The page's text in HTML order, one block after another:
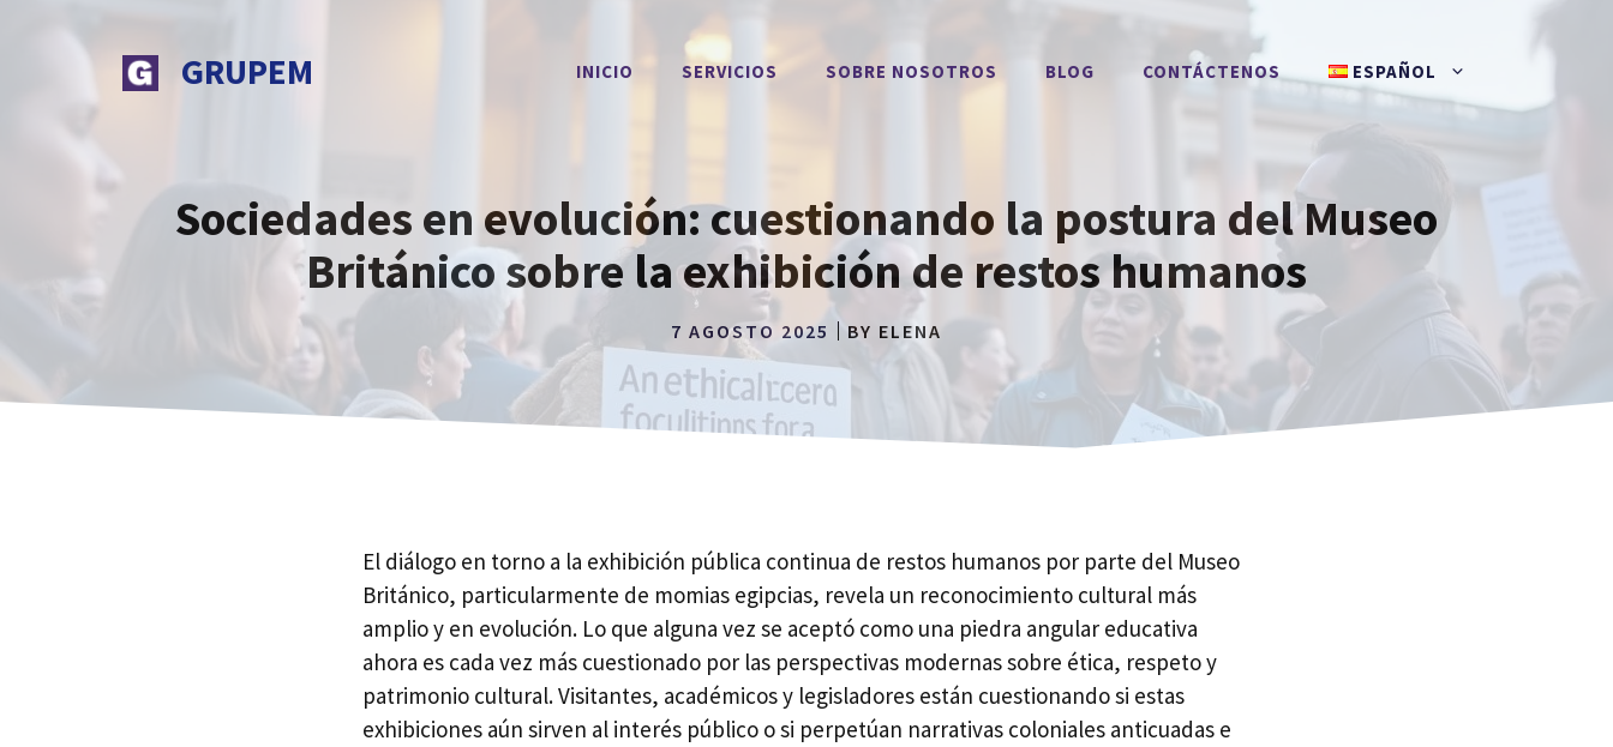
GRUPEM INICIO SERVICIOS SOBRE NOSOTROS BLOG CONTÁCTENOS ESPAÑOL
Sociedades en evolución: cuestionando la postura del Museo
Británico sobre la exhibición de restos humanos
7 AGOSTO 2025 BY ELENA
El diálogo en torno a la exhibición pública continua de restos humanos por parte del Museo
Británico, particularmente de momias egipcias, revela un reconocimiento cultural más
amplio y en evolución. Lo que alguna vez se aceptó como una piedra angular educativa
ahora es cada vez más cuestionado por las perspectivas modernas sobre ética, respeto y
patrimonio cultural. Visitantes, académicos y legisladores están cuestionando si estas
exhibiciones aún sirven al interés público o si perpetúan narrativas coloniales anticuadas e